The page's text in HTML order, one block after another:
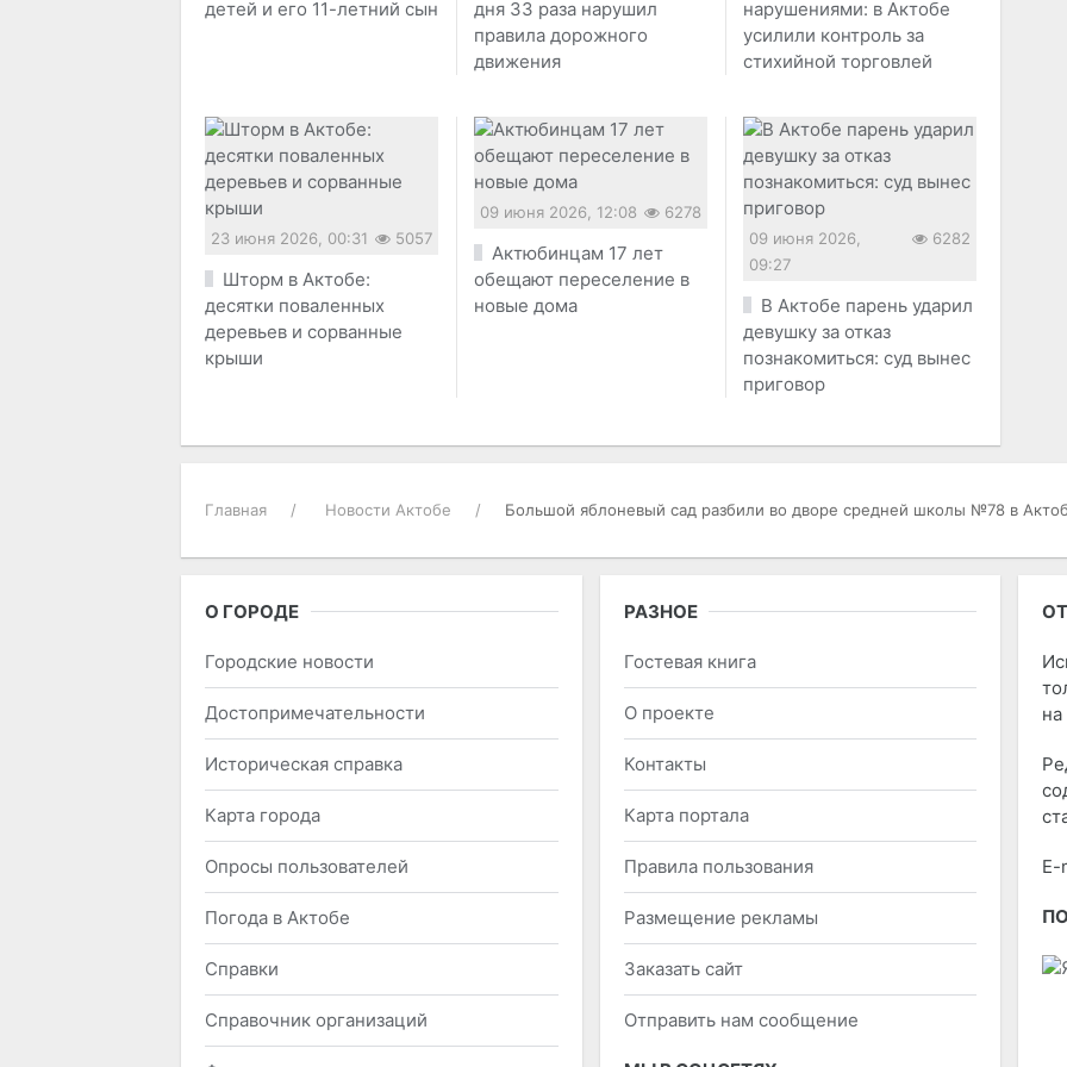
детей и его 11-летний сын
дня 33 раза нарушил
правила дорожного
движения
нарушениями: в Актобе
усилили контроль за
стихийной торговлей
23 июня 2026, 00:31 5057
Шторм в Актобе:
десятки поваленных
деревьев и сорванные
крыши
09 июня 2026, 12:08 6278
Актюбинцам 17 лет
обещают переселение в
новые дома
09 июня 2026,
09:27
6282
В Актобе парень ударил
девушку за отказ
познакомиться: суд вынес
приговор
Главная Новости Актобе Большой яблоневый сад разбили во дворе средней школы №78 в
О ГОРОДЕ
Городские новости
Достопримечательности
Историческая справка
Карта города
Опросы пользователей
Погода в Актобе
Справки
Справочник организаций
РАЗНОЕ
Гостевая книга
О проекте
Контакты
Карта портала
Правила пользования
Размещение рекламы
Заказать сайт
Отправить нам сообщение
E-